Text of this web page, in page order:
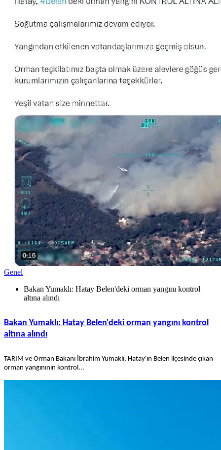
Genel
Bakan Yumaklı: Hatay Belen'deki orman yangını kontrol
altına alındı
Bakan Yumaklı: Hatay Belen'deki orman yangını kontrol
altına alındı
TARIM ve Orman Bakanı İbrahim Yumaklı, Hatay'ın Belen ilçesinde çıkan
orman yangınının kontrol...